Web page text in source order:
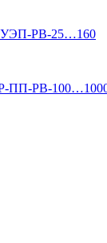
СУЭП-РВ-25…160
ПП-РВ-